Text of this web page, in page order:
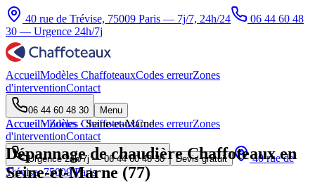
40 rue de Trévise, 75009 Paris — 7j/7, 24h/24
06 44 60 48
30 — Urgence 24h/7j
AccueilModèles ChaffoteauxCodes erreurZones
d'interventionContact
06 44 60 48 30 Menu
AccueilModèles ChaffoteauxCodes erreurZones
d'interventionContact
Urgence 24h/7j —06 44 60 48 30 Devis gratuit
40 rue de
Trévise, 75009 Paris
Accueil·Zones·Seine-et-Marne
Dépannage de chaudière Chaffoteaux en
Seine-et-Marne (77)